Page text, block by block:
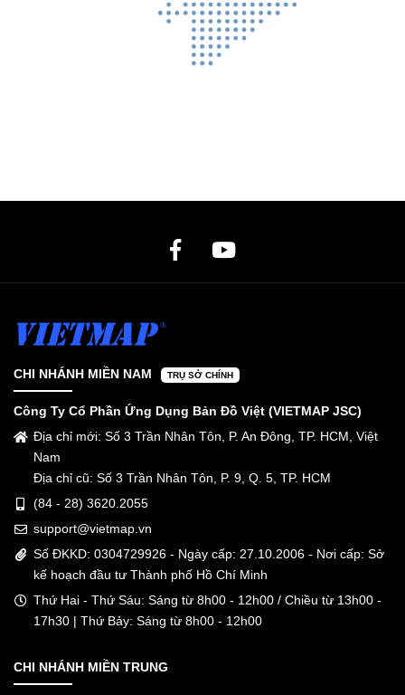
CHI NHÁNH MIỀN NAM TRỤ SỞ CHÍNH
Công Ty Cổ Phần Ứng Dụng Bản Đồ Việt (VIETMAP JSC)
Địa chỉ mới: Số 3 Trần Nhân Tôn, P. An Đông, TP. HCM, Việt
Nam
Địa chỉ cũ: Số 3 Trần Nhân Tôn, P. 9, Q. 5, TP. HCM
(84 - 28) 3620.2055
support@vietmap.vn
Số ĐKKD: 0304729926 - Ngày cấp: 27.10.2006 - Nơi cấp: Sở
kế hoạch đầu tư Thành phố Hồ Chí Minh
Thứ Hai - Thứ Sáu: Sáng từ 8h00 - 12h00 / Chiều từ 13h00 -
17h30 | Thứ Bảy: Sáng từ 8h00 - 12h00
CHI NHÁNH MIỀN TRUNG